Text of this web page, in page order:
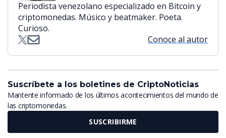
Periodista venezolano especializado en Bitcoin y
criptomonedas. Músico y beatmaker. Poeta.
Curioso.
Conoce al autor
Suscríbete a los boletines de CriptoNoticias
Mantente informado de los últimos acontecimientos del mundo de
las criptomonedas.
SUSCRIBIRME